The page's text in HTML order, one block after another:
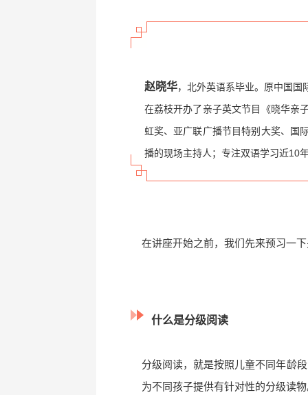
赵晓华，北外英语系毕业。原中国国
在荔枝开办了亲子英文节目《晓华亲
虹奖、亚广联广播节目特别大奖、国
播的现场主持人；专注双语学习近10
在讲座开始之前，我们先来预习一
什么是分级阅读
分级阅读，就是按照儿童不同年龄
为不同孩子提供有针对性的分级读